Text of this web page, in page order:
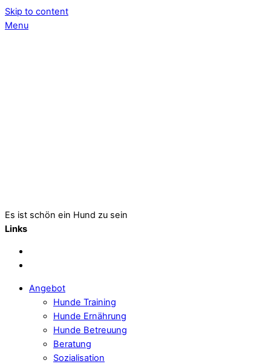
Skip to content
Menu
Es ist schön ein Hund zu sein
Links
Angebot
Hunde Training
Hunde Ernährung
Hunde Betreuung
Beratung
Sozialisation